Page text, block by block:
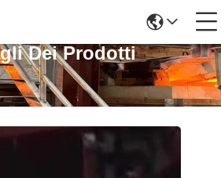
Dei Prodotti